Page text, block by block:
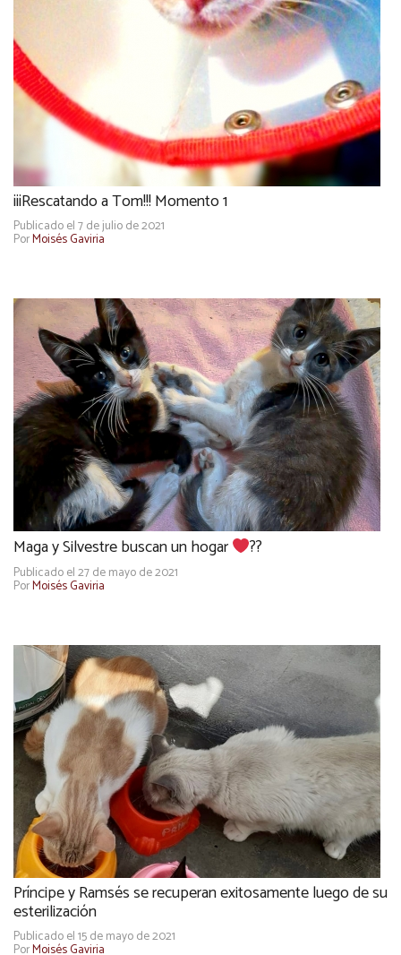
¡¡¡Rescatando a Tom!!! Momento 1
Publicado el 7 de julio de 2021
PorMoisés Gaviria
Maga y Silvestre buscan un hogar ??
Publicado el 27 de mayo de 2021
PorMoisés Gaviria
Príncipe y Ramsés se recuperan exitosamente luego de su
esterilización
Publicado el 15 de mayo de 2021
PorMoisés Gaviria